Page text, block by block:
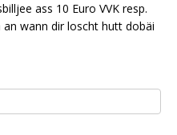
ass 10 Euro VVK resp.
an wann dir loscht hutt dobäi